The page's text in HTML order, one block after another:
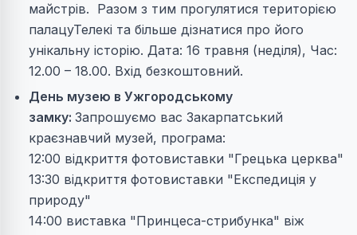
майстрів. Разом з тим прогулятися територією
палацуТелекі та більше дізнатися про його
унікальну історію. Дата: 16 травня (неділя), Час:
12.00 – 18.00. Вхід безкоштовний.
День музею в Ужгородському
замку: Запрошуємо вас Закарпатський
краєзнавчий музей, програма:
12:00 відкриття фотовиставки "Грецька церква"
13:30 відкриття фотовиставки "Експедиція у
природу"
14:00 виставка "Принцеса-стрибунка" віж